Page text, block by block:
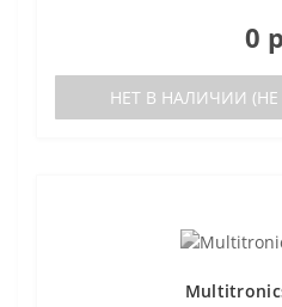
0
НЕТ В НАЛИЧИИ